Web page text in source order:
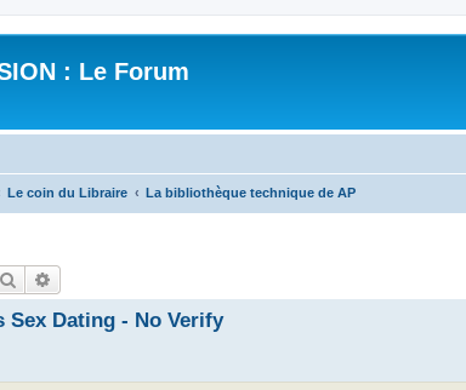
: Le Forum
Le coin du Libraire La bibliothèque technique de AP
Rechercher
Sex Dating - No Verify